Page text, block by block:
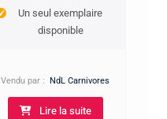
Un seul exemplaire
disponible
Vendu par : NdL Carnivores
Lire la suite